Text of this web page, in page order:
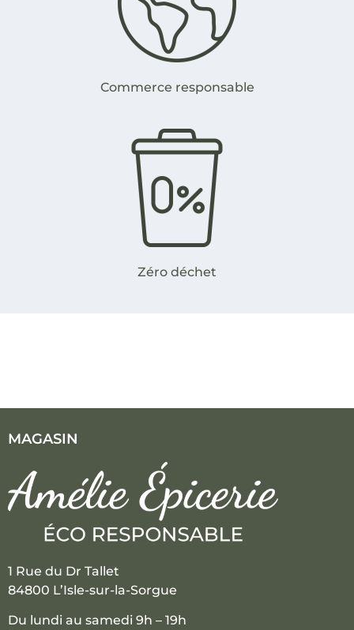
Commerce responsable
Zéro déchet
MAGASIN
1 Rue du Dr Tallet
84800 L’Isle-sur-la-Sorgue
Du lundi au samedi 9h – 19h